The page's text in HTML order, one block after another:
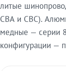
литые
СВА и СВС).
медные — серии
конфигурации —